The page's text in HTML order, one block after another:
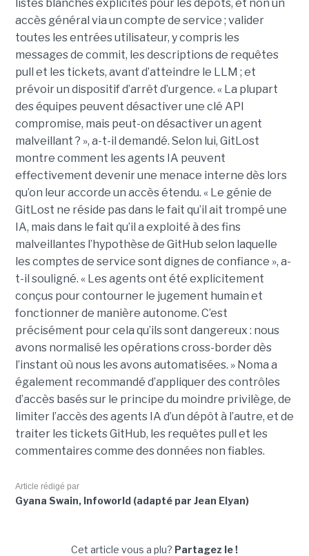
listes blanches explicites pour les dépôts, et non un
accès général via un compte de service ; valider
toutes les entrées utilisateur, y compris les
messages de commit, les descriptions de requêtes
pull et les tickets, avant d’atteindre le LLM ; et
prévoir un dispositif d’arrêt d’urgence. « La plupart
des équipes peuvent désactiver une clé API
compromise, mais peut-on désactiver un agent
malveillant ? », a-t-il demandé. Selon lui, GitLost
montre comment les agents IA peuvent
effectivement devenir une menace interne dès lors
qu’on leur accorde un accès étendu. « Le génie de
GitLost ne réside pas dans le fait qu’il ait trompé une
IA, mais dans le fait qu’il a exploité à des fins
malveillantes l’hypothèse de GitHub selon laquelle
les comptes de service sont dignes de confiance », a-
t-il souligné. « Les agents ont été explicitement
conçus pour contourner le jugement humain et
fonctionner de manière autonome. C’est
précisément pour cela qu’ils sont dangereux : nous
avons normalisé les opérations cross-border dès
l’instant où nous les avons automatisées. » Noma a
également recommandé d’appliquer des contrôles
d’accès basés sur le principe du moindre privilège, de
limiter l’accès des agents IA d’un dépôt à l’autre, et de
traiter les tickets GitHub, les requêtes pull et les
commentaires comme des données non fiables.
Article rédigé par
Gyana Swain, Infoworld (adapté par Jean Elyan)
Cet article vous a plu? Partagez le !